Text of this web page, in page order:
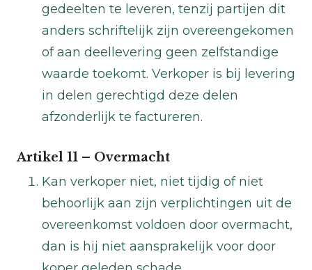
gedeelten te leveren, tenzij partijen dit
anders schriftelijk zijn overeengekomen
of aan deellevering geen zelfstandige
waarde toekomt. Verkoper is bij levering
in delen gerechtigd deze delen
afzonderlijk te factureren.
Artikel 11 – Overmacht
Kan verkoper niet, niet tijdig of niet
behoorlijk aan zijn verplichtingen uit de
overeenkomst voldoen door overmacht,
dan is hij niet aansprakelijk voor door